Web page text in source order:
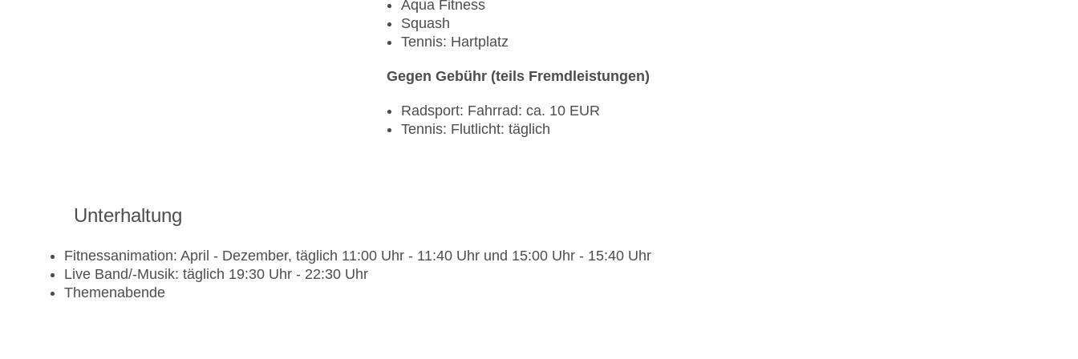
Aqua Fitness
Squash
Tennis: Hartplatz
Gegen Gebühr (teils Fremdleistungen)
Radsport: Fahrrad: ca. 10 EUR
Tennis: Flutlicht: täglich
Unterhaltung
Fitnessanimation: April - Dezember, täglich 11:00 Uhr - 11:40 Uhr und 15:00 Uhr - 15:40 Uhr
Live Band/-Musik: täglich 19:30 Uhr - 22:30 Uhr
Themenabende